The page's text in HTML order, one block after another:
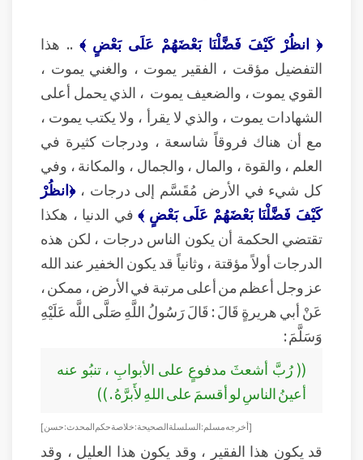
﴿ انظُرْ كَيْفَ فَضَّلْنَا بَعْضَهُمْ عَلَى بَعْضٍ ﴾ .. هذا
التفضيل مؤقت ، الفقير يموت ، والغني يموت ،
القوي يموت ، والضعيف يموت ، الذي يحمل أعلى
الشهادات يموت ، والذي لا يقرأ ، ولا يكتب يموت ،
مع أن هناك فروقاً شاسعة ، ودرجات كثيرة في
العلم ، والقوة ، والمال ، والجمال ، والمكانة ، وفي
كل شيء في الأرض مُقَسَّم إلى درجات ،﴿انظُرْ
كَيْفَ فَضَّلْنَا بَعْضَهُمْ عَلَى بَعْضٍ ﴾ في الدنيا ، هكذا
تقتضي الحكمة أن يكون الناس درجات ، لكن هذه
الدرجات أولاً مؤقتة ، وثانياً قد يكون الخفير عند الله
عز وجل أعظم من أعلى مرتبة في الأرض ، ممكن ،
عَنْ أبي هريرةٍ قَالَ : قَالَ رَسُولُ اللَّهِ صَلَّى اللَّه عَلَيْهِ
وَسَلَّمَ :
(( رُبَّ أشعثَ مدفوعٍ على الأبوابِ ، تنبُو عنه
أعينُ الناسِ لو أقسمَ على اللهِ لأَبرَّهُ . ))
[ أخرجه مسلم : السلسلة الصحيحة : خلاصة حكم المحدث : حسن ]
قد يكون هذا الفقير ، وقد يكون هذا العليل ، وقد